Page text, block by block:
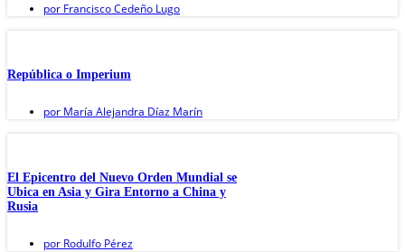
por Francisco Cedeño Lugo
República o Imperium
por María Alejandra Díaz Marín
El Epicentro del Nuevo Orden Mundial se
Ubica en Asia y Gira Entorno a China y
Rusia
por Rodulfo Pérez